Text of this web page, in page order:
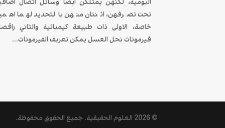
اليومية، لكنهن يمتلكن ايضا وسائل اتصال
تحت تصرفهن، اثنتان منهن بالتحديد لهما
خاصة، الاولى ذات طبيعة كيميائية والثاني
فيرمونات نحل العسل يمكن تعريف الفيرمونات...
© 2026 العلوم الحقيقية. جميع الحقوق محفوظة.